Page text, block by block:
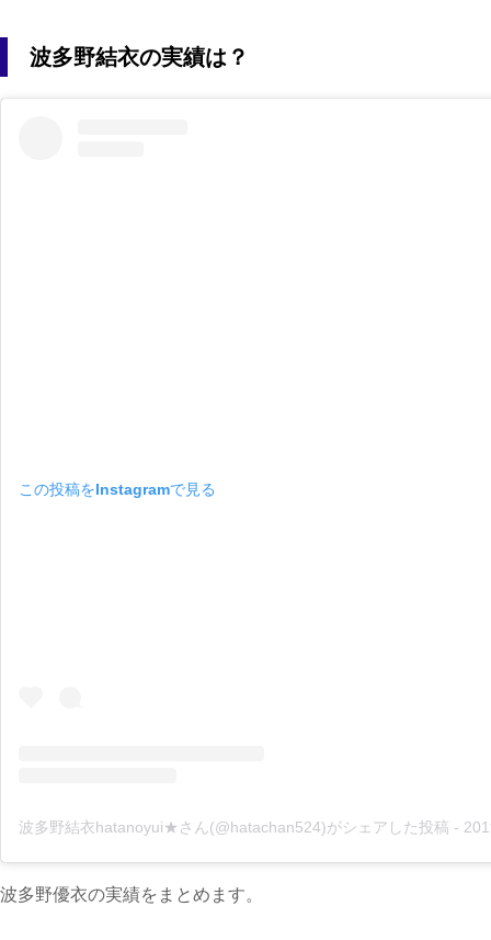
波多野結衣の実績は？
この投稿をInstagramで見る
波多野結衣hatanoyui★さん(@hatachan524)がシェアした投稿 - 2019年
波多野優衣の実績をまとめます。